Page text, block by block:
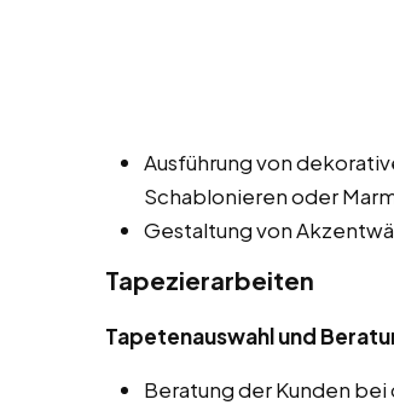
Ausführung von
Schablonieren oder
Gestaltung von
Tapezierarbeiten
Tapetenauswahl und
Beratung der Kunden